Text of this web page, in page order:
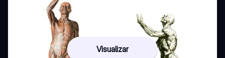
Visualizar